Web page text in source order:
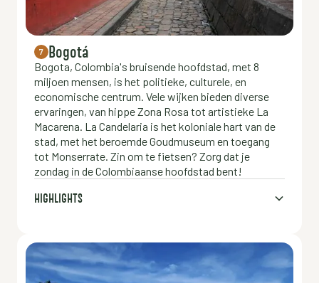
7 Bogotá
Bogota, Colombia's bruisende hoofdstad, met 8
miljoen mensen, is het politieke, culturele, en
economische centrum. Vele wijken bieden diverse
ervaringen, van hippe Zona Rosa tot artistieke La
Macarena. La Candelaria is het koloniale hart van de
stad, met het beroemde Goudmuseum en toegang
tot Monserrate. Zin om te fietsen? Zorg dat je
zondag in de Colombiaanse hoofdstad bent!
HIGHLIGHTS